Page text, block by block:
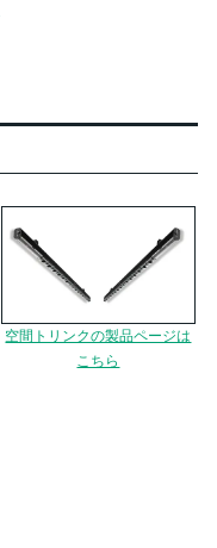
空間トリンクの製品ページは
こちら